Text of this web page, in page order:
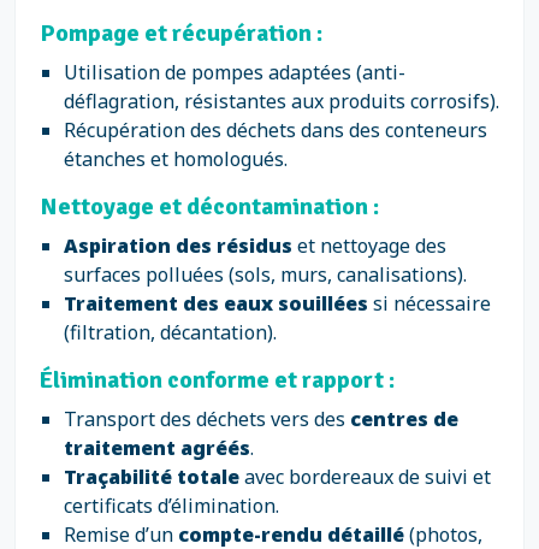
Pompage et récupération :
Utilisation de pompes adaptées (anti-
déflagration, résistantes aux produits corrosifs).
Récupération des déchets dans des conteneurs
étanches et homologués.
Nettoyage et décontamination :
Aspiration des résidus et nettoyage des
surfaces polluées (sols, murs, canalisations).
Traitement des eaux souillées si nécessaire
(filtration, décantation).
Élimination conforme et rapport :
Transport des déchets vers des centres de
traitement agréés.
Traçabilité totaleavec bordereaux de suivi et
certificats d’élimination.
Remise d’un compte-rendu détaillé(photos,